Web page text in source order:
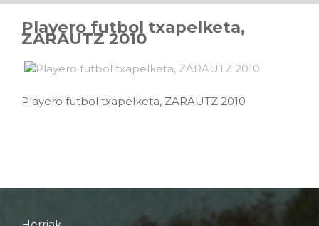
Playero futbol txapelketa,
ZARAUTZ 2010
Playero futbol txapelketa, ZARAUTZ 2010